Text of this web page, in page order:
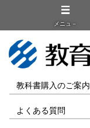
メニュ－
教科書購入のご案内
よくある質問